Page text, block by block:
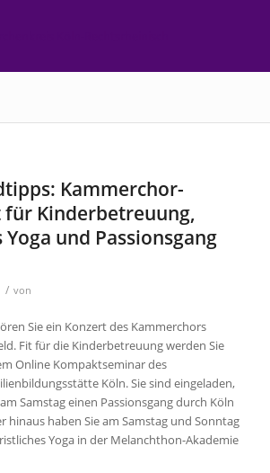
Kammerchor-
für Kinderbetreuung,
und Passionsgang
/ von
Sie ein Konzert des Kammerchors
Fit für die Kinderbetreuung werden Sie
Online Kompaktseminar des
Köln. Sie sind eingeladen,
Samstag einen Passionsgang durch Köln
hinaus haben Sie am Samstag und Sonntag
Yoga in der Melanchthon-Akademie